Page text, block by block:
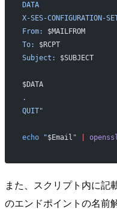
DATA
X-SES-CONFIGURATION-
From: $MAILFROM
To: $RCPT
Subject: $SUBJECT
$DATA
.
QUIT"
echo "$Email "
また、スクリプト内に記
のエンドポイントの名前